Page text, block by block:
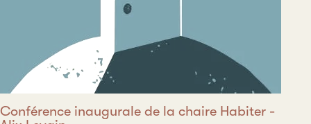
Conférence inaugurale de la chaire Habiter -